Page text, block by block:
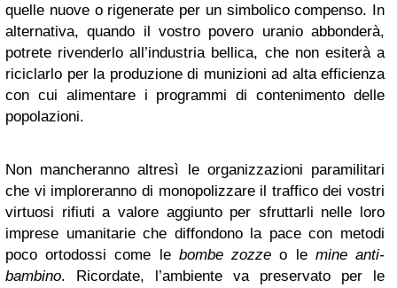
quelle nuove o rigenerate per un simbolico compenso. In
alternativa, quando il vostro povero uranio abbonderà,
potrete rivenderlo all’industria bellica, che non esiterà a
riciclarlo per la produzione di munizioni ad alta efficienza
con cui alimentare i programmi di contenimento delle
popolazioni.
Non mancheranno altresì le organizzazioni paramilitari
che vi imploreranno di monopolizzare il traffico dei vostri
virtuosi rifiuti a valore aggiunto per sfruttarli nelle loro
imprese umanitarie che diffondono la pace con metodi
poco ortodossi come le bombe zozze o le mine anti-
bambino. Ricordate, l’ambiente va preservato per le